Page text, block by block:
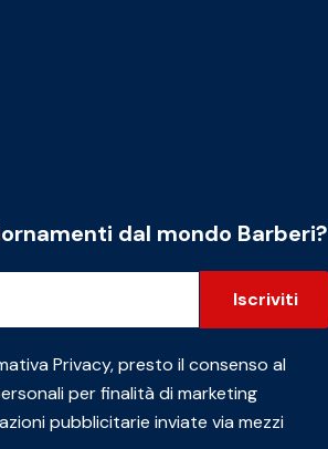
dal mondo Barberi?
Iscriviti
Privacy, presto il consenso al
per finalità di marketing
pubblicitarie inviate via mezzi